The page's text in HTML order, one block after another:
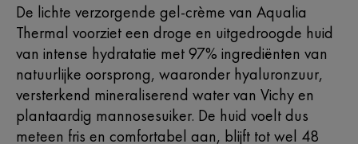
De lichte verzorgende gel-crème van Aqualia
Thermal voorziet een droge en uitgedroogde huid
van intense hydratatie met 97% ingrediënten van
natuurlijke oorsprong, waaronder hyaluronzuur,
versterkend mineraliserend water van Vichy en
plantaardig mannosesuiker. De huid voelt dus
meteen fris en comfortabel aan, blijft tot wel 48